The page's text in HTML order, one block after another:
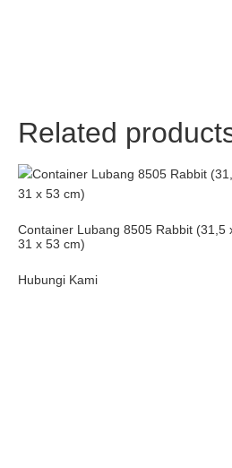
Related
Container Lubang 8505 Rabbit (31,5
31 x 53 cm)
Hubungi Kami